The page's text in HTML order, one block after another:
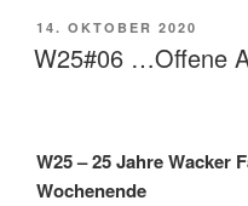
PLANET
24.10.2020“
VERÖFFENTLICHT
AM
14. OKTOBER 2020
W25#06 …Offene
W25 – 25 Jahre Wacker
Wochenende